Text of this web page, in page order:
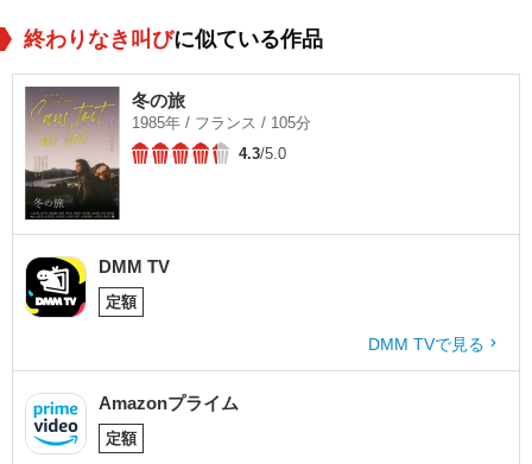
終わりなき叫びに似ている作品
冬の旅
1985年 / フランス / 105分
4.3/5.0
DMM TV
定額
DMM TVで見る
Amazonプライム
定額